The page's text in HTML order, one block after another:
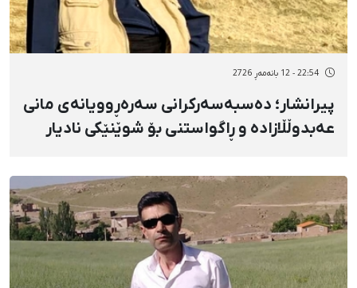
22:54 - 12 بانەمەڕ 2726
پیرانشار؛ دەسبەسەرکرانی سەرەڕوویانەی مانی
عەبدوڵڵازادە و ڕاگواستنی بۆ شوێنێکی نادیار